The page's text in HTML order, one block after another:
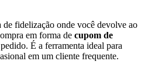
de fidelização onde você devolve ao
em forma de cupom de
É a ferramenta ideal para
em um cliente frequente.